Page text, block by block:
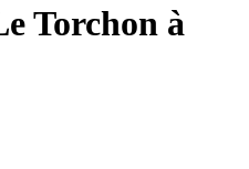
Torchon à